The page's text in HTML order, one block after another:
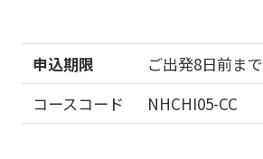
願いいたします。
申込期限 ご出発8日前まで
コースコード NHCHI05-CC